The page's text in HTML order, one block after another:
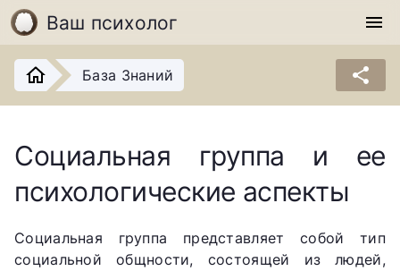
Ваш психолог menu
База Знаний share
Социальная группа и ее
психологические аспекты
Социальная группа представляет собой тип
социальной общности, состоящей из людей,